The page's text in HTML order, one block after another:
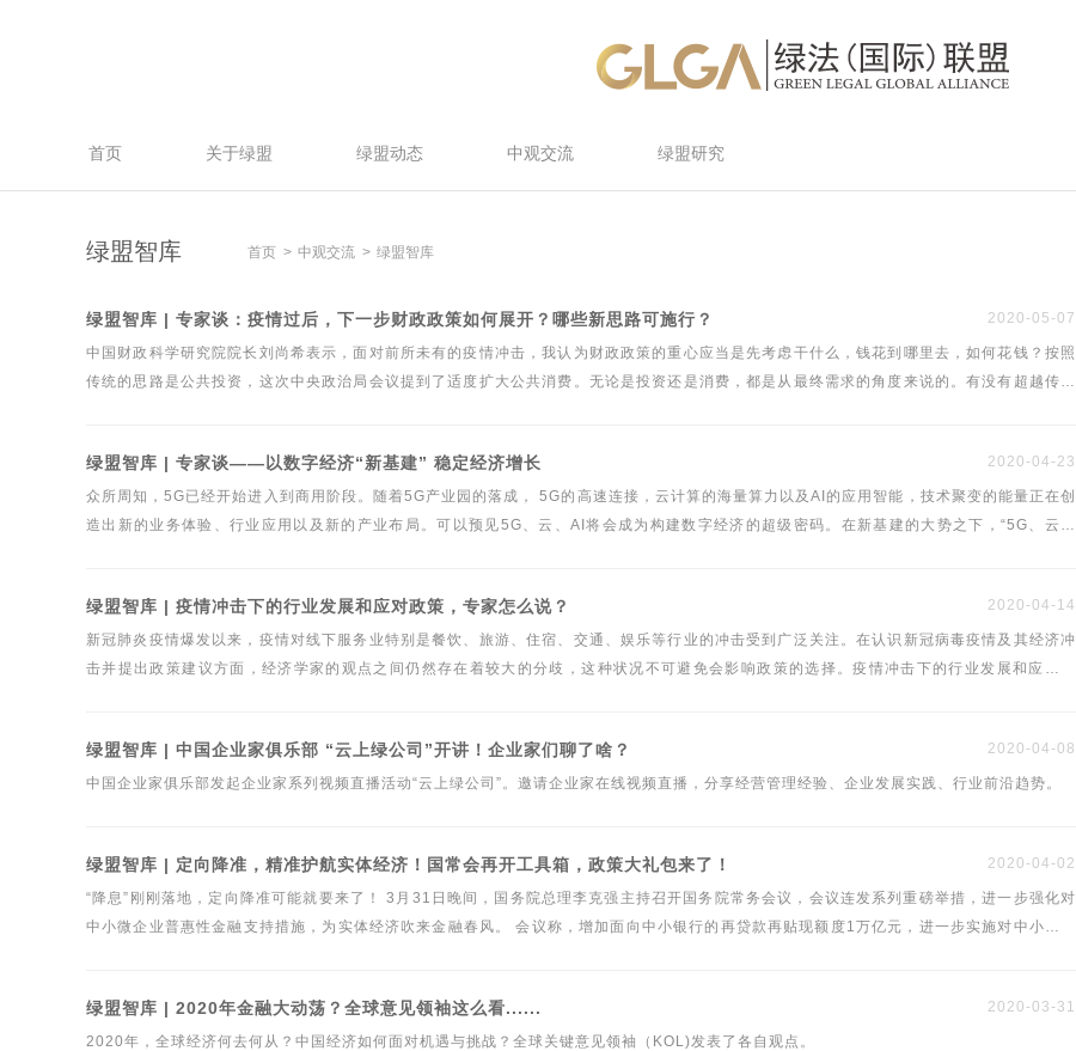
首页 关于绿盟 绿盟动态 中观交流 绿盟研究
绿盟智库 首页 中观交流 绿盟智库
绿盟智库 | 专家谈：疫情过后，下一步财政政策如何展开？哪些新思路可施行？ 2020-05-07
中国财政科学研究院院长刘尚希表示，面对前所未有的疫情冲击，我认为财政政策的重心应当是先考虑干什么，钱花到哪里去，如何花钱？按照
传统的思路是公共投资，这次中央政治局会议提到了适度扩大公共消费。无论是投资还是消费，都是从最终需求的角度来说的。有没有超越传统
绿盟智库 | 专家谈——以数字经济“新基建” 稳定经济增长 2020-04-23
众所周知，5G已经开始进入到商用阶段。随着5G产业园的落成， 5G的高速连接，云计算的海量算力以及AI的应用智能，技术聚变的能量正在创
造出新的业务体验、行业应用以及新的产业布局。可以预见5G、云、AI将会成为构建数字经济的超级密码。在新基建的大势之下，“5G、云、
绿盟智库 | 疫情冲击下的行业发展和应对政策，专家怎么说？ 2020-04-14
新冠肺炎疫情爆发以来，疫情对线下服务业特别是餐饮、旅游、住宿、交通、娱乐等行业的冲击受到广泛关注。在认识新冠病毒疫情及其经济冲
击并提出政策建议方面，经济学家的观点之间仍然存在着较大的分歧，这种状况不可避免会影响政策的选择。疫情冲击下的行业发展和应对政
绿盟智库 | 中国企业家俱乐部 “云上绿公司”开讲！企业家们聊了啥？ 2020-04-08
中国企业家俱乐部发起企业家系列视频直播活动“云上绿公司”。邀请企业家在线视频直播，分享经营管理经验、企业发展实践、行业前沿趋势。
绿盟智库 | 定向降准，精准护航实体经济！国常会再开工具箱，政策大礼包来了！ 2020-04-02
“降息”刚刚落地，定向降准可能就要来了！ 3月31日晚间，国务院总理李克强主持召开国务院常务会议，会议连发系列重磅举措，进一步强化对
中小微企业普惠性金融支持措施，为实体经济吹来金融春风。 会议称，增加面向中小银行的再贷款再贴现额度1万亿元，进一步实施对中小银行
绿盟智库 | 2020年金融大动荡？全球意见领袖这么看...... 2020-03-31
2020年，全球经济何去何从？中国经济如何面对机遇与挑战？全球关键意见领袖（KOL)发表了各自观点。